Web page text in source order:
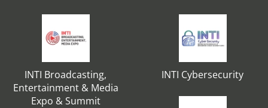
INTI Broadcasting,
Entertainment & Media
Expo & Summit
INTI Cybersecurity